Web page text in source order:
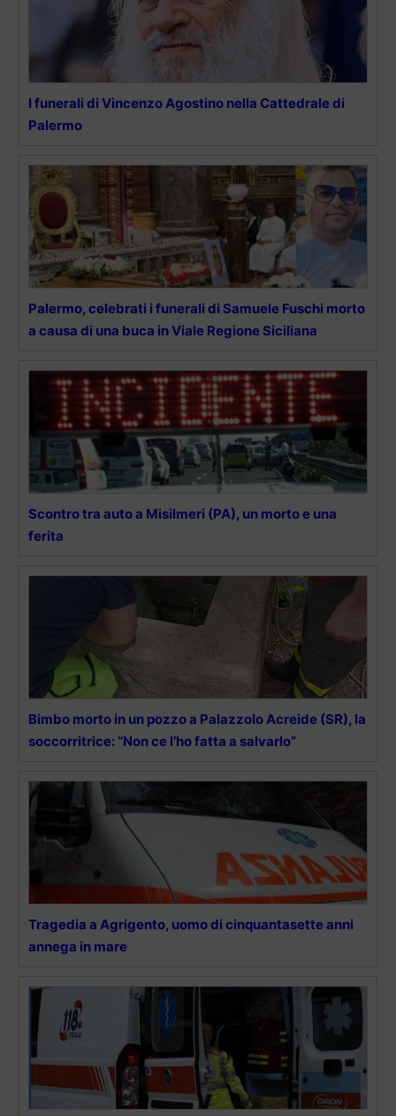
I funerali di Vincenzo Agostino nella Cattedrale di
Palermo
Palermo, celebrati i funerali di Samuele Fuschi morto
a causa di una buca in Viale Regione Siciliana
Scontro tra auto a Misilmeri (PA), un morto e una
ferita
Bimbo morto in un pozzo a Palazzolo Acreide (SR), la
soccorritrice: “Non ce l’ho fatta a salvarlo”
Tragedia a Agrigento, uomo di cinquantasette anni
annega in mare